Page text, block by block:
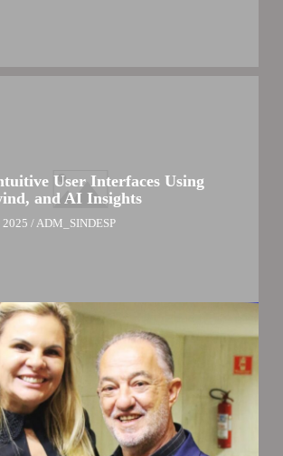
User Interfaces Using
and AI Insights
2025 / ADM_SINDESP